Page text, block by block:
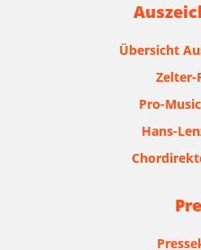
Übersicht
Zelter-
Pro-
Hans-